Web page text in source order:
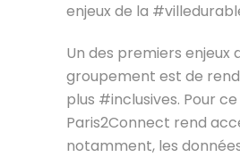
enjeux de la
Un des premiers enjeux
groupement est de
plus #inclusives. Pour
Paris2Connect rend
notamment, les